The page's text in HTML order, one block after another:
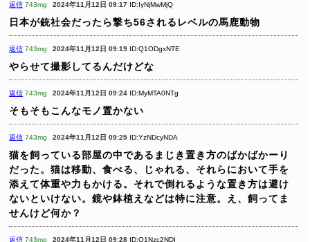
返信 743mg 2024年11月12日 09:17 ID:IyNjMwMjQ
日本が銃社会だったら撃ち56されるレベルの馬鹿動物
返信 743mg 2024年11月12日 09:19 ID:Q1ODgxNTE
やらせて撮影してるんだけどな
返信 743mg 2024年11月12日 09:24 ID:MyMTA0NTg
そもそもこんなモノ置かない
返信 743mg 2024年11月12日 09:25 ID:YzNDcyNDA
猫を飼っている部屋の中であるまじき置き方のばかばかーり
だった。猫は移動、食べる、じゃれる、それらにおいて手を
添えて体重や力もかける。それで倒れるような置き方は避け
ないといけない。鏡や鉢植えなどは特に注意。え、飼ってま
せんけど何か？
返信 743mg 2024年11月12日 09:28 ID:Q1Nzc2NDI